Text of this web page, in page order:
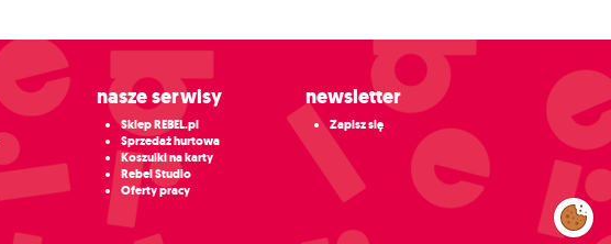
Nasze serwisy
Sklep REBEL.pl
Sprzedaż hurtowa
Koszulki na karty
Rebel Studio
Oferty pracy
Newsletter
Zapisz się
Zarządzaj
preferencjami
cookies